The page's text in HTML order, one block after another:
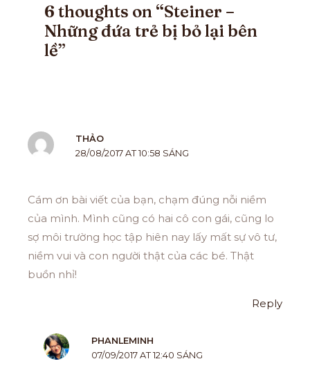
6 thoughts on “Steiner –
Những đứa trẻ bị bỏ lại bên
lề”
THẢO
28/08/2017 AT 10:58 SÁNG
Cám ơn bài viết của bạn, chạm đúng nỗi niềm
của mình. Mình cũng có hai cô con gái, cũng lo
sợ môi trường học tập hiên nay lấy mất sự vô tư,
niềm vui và con người thật của các bé. Thật
buồn nhỉ!
Reply
PHANLEMINH
07/09/2017 AT 12:40 SÁNG